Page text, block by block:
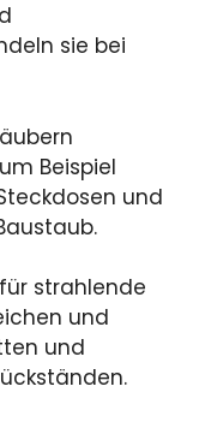
sie bei
Beispiel
und
strahlende
und
und